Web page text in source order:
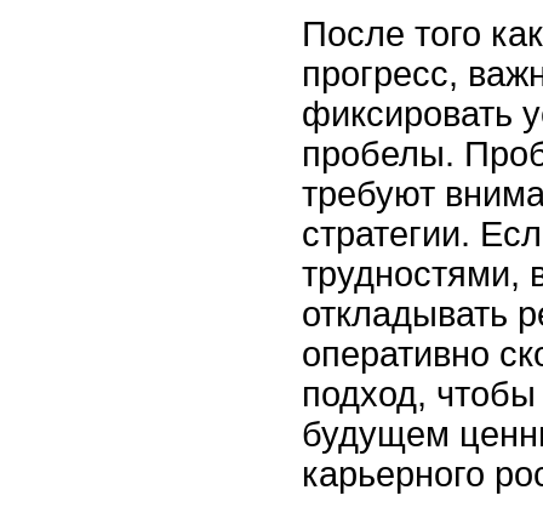
После того
прогресс,
фиксировать
пробелы.
требуют
стратегии.
трудностями,
откладывать
оперативно
подход,
будущем
карьерного